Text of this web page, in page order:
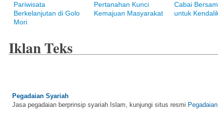
Pariwisata
Berkelanjutan di Golo
Mori
Pertanahan Kunci
Kemajuan Masyarakat
Cabai
untuk
Iklan Teks